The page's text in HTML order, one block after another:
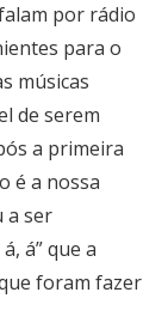
por rádio
para o
músicas
de serem
a primeira
é a nossa
a ser
á” que a
foram fazer